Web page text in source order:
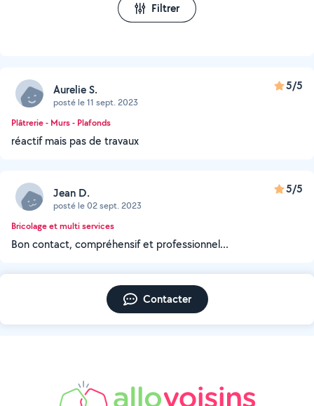
Filtrer
Aurelie S.
posté le 11 sept. 2023
5/5
Plâtrerie - Murs - Plafonds
réactif mais pas de travaux
Jean D.
posté le 02 sept. 2023
5/5
Bricolage et multi services
Bon contact, compréhensif et professionnel...
Contacter